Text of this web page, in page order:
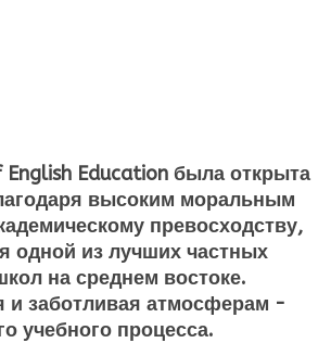
Education была открыта
высоким моральным
превосходству,
одной из лучших частных
на среднем востоке.
и заботливая атмосферам -
учебного процесса.